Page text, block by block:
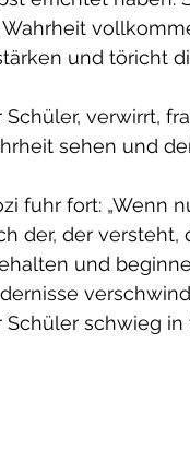
und töricht
Schüler, verwirrt,
sehen und
fuhr fort: „Wenn
der, der versteht,
und
Schüler schwieg